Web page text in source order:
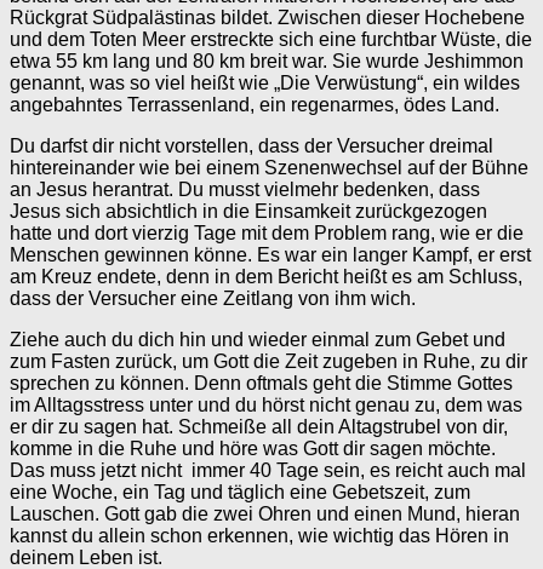
Rückgrat Südpalästinas bildet. Zwischen dieser Hochebene
und dem Toten Meer erstreckte sich eine furchtbar Wüste, die
etwa 55 km lang und 80 km breit war. Sie wurde Jeshimmon
genannt, was so viel heißt wie „Die Verwüstung“, ein wildes
angebahntes Terrassenland, ein regenarmes, ödes Land.
Du darfst dir nicht vorstellen, dass der Versucher dreimal
hintereinander wie bei einem Szenenwechsel auf der Bühne
an Jesus herantrat. Du musst vielmehr bedenken, dass
Jesus sich absichtlich in die Einsamkeit zurückgezogen
hatte und dort vierzig Tage mit dem Problem rang, wie er die
Menschen gewinnen könne. Es war ein langer Kampf, er erst
am Kreuz endete, denn in dem Bericht heißt es am Schluss,
dass der Versucher eine Zeitlang von ihm wich.
Ziehe auch du dich hin und wieder einmal zum Gebet und
zum Fasten zurück, um Gott die Zeit zugeben in Ruhe, zu dir
sprechen zu können. Denn oftmals geht die Stimme Gottes
im Alltagsstress unter und du hörst nicht genau zu, dem was
er dir zu sagen hat. Schmeiße all dein Altagstrubel von dir,
komme in die Ruhe und höre was Gott dir sagen möchte.
Das muss jetzt nicht immer 40 Tage sein, es reicht auch mal
eine Woche, ein Tag und täglich eine Gebetszeit, zum
Lauschen. Gott gab die zwei Ohren und einen Mund, hieran
kannst du allein schon erkennen, wie wichtig das Hören in
deinem Leben ist.